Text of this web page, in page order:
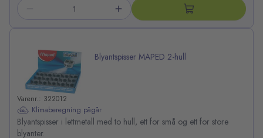
Blyantspisser MAPED 2-hull
Varenr.: 322012
Klimaberegning pågår
Blyantspisser i lettmetall med to hull, ett for små og ett for store
blyanter.